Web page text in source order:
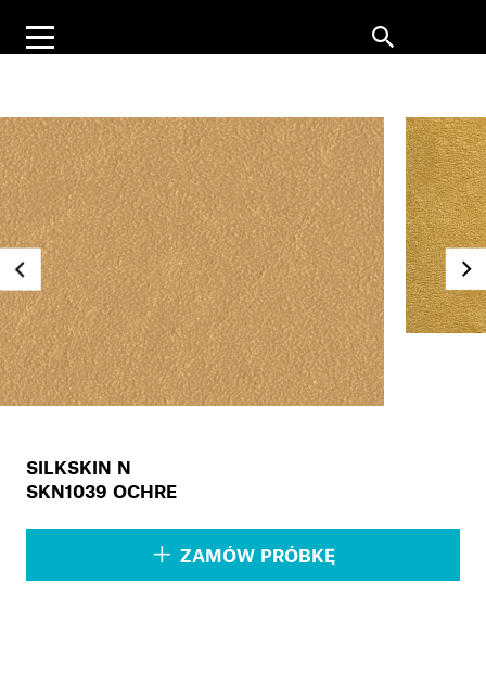
SILKSKIN N
SKN1039 OCHRE
ZAMÓW PRÓBKĘ